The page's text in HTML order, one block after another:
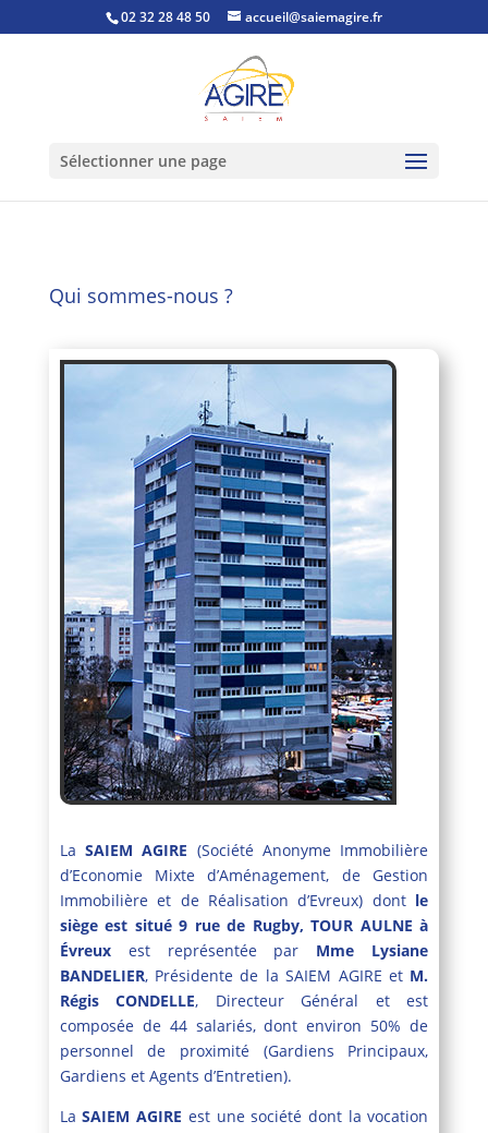
02 32 28 48 50 accueil@saiemagire.fr
Sélectionner une page
Qui sommes-nous ?
LaSAIEM AGIRE (Société Anonyme Immobilière
d’Economie Mixte d’Aménagement, de Gestion
Immobilière et de Réalisation d’Evreux) dont le
siège est situé 9 rue de Rugby, TOUR AULNE à
Évreuxest représentée par Mme Lysiane
BANDELIER, Présidente de la SAIEM AGIRE et M.
Régis CONDELLE, Directeur Général et est
composée de 44 salariés, dont environ 50% de
personnel de proximité (Gardiens Principaux,
Gardiens et Agents d’Entretien).
LaSAIEM AGIRE est une société dont la vocation